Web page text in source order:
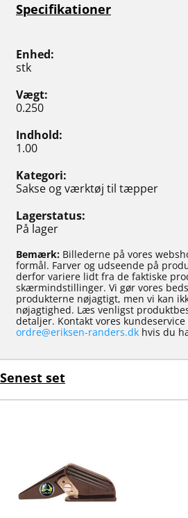
Specifikationer
Enhed
stk
Vægt
0.250
Indhold
1.00
Kategori
Sakse og værktøj til tæpper
Lagerstatus
På lager
Bemærk: Billederne på vores
formål. Farver og udseende på
derfor variere lidt fra de faktiske
skærmindstillinger. Vi gør vores
produkterne nøjagtigt, men vi kan
nøjagtighed. Læs venligst
detaljer. Kontakt vores kundeservice
ordre@eriksen-randers.dk hvis du
Senest set